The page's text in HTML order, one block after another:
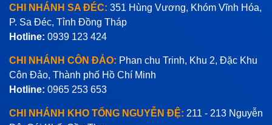
CHI NHÁNH SA ĐÉC: 351 Hùng Vương, Khóm Vĩnh Hóa,
P. Sa Đéc, Tỉnh Đồng Tháp
Hotline: 0939 123 424
CHI NHÁNH CÔN ĐẢO: Phan chu Trinh, Khu 2, Đặc Khu
Côn Đảo, Thành phố Hồ Chí Minh
Hotline: 0965 253 653
CHI NHÁNH KHO TỔNG NGUYỄN ĐỆ: 211 - 213 Nguyễn